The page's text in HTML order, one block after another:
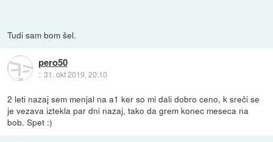
Tudi sam bom šel.
pero50
::31. okt 2019, 20:10
2 leti nazaj sem menjal na a1 ker so mi dali dobro ceno, k sreči se
je vezava iztekla par dni nazaj, tako da grem konec meseca na
bob. Spet :)